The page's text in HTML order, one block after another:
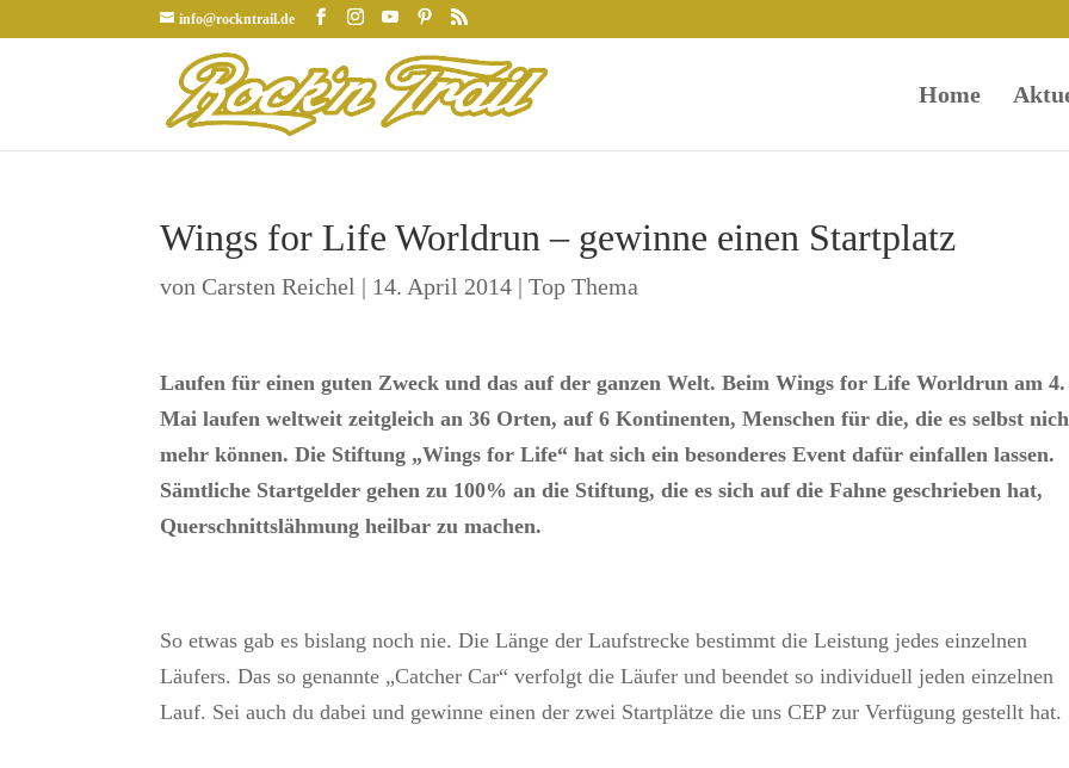
info@rockntrail.de
Home
Wings for Life Worldrun – gewinne einen Startplatz
vonCarsten Reichel | 14. April 2014 |Top Thema
Laufen für einen guten Zweck und das auf der ganzen Welt. Beim Wings for Life Worldrun am 4.
Mai laufen weltweit zeitgleich an 36 Orten, auf 6 Kontinenten, Menschen für die, die es selbst
mehr können. Die Stiftung „Wings for Life“ hat sich ein besonderes Event dafür einfallen lassen.
Sämtliche Startgelder gehen zu 100% an die Stiftung, die es sich auf die Fahne geschrieben hat,
Querschnittslähmung heilbar zu machen.
So etwas gab es bislang noch nie. Die Länge der Laufstrecke bestimmt die Leistung jedes einzelnen
Läufers. Das so genannte „Catcher Car“ verfolgt die Läufer und beendet so individuell jeden einzelnen
Lauf. Sei auch du dabei und gewinne einen der zwei Startplätze die uns CEP zur Verfügung gestellt hat.